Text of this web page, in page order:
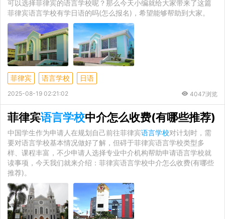
可以选择菲律宾的语言学校呢？那么今天小编就给大家带来了这篇
菲律宾语言学校有学日语的吗(怎么报名)，希望能够帮助到大家。
菲律宾 语言学校 日语
2025-08-19 02:21:02 4047浏览
菲律宾语言学校中介怎么收费(有哪些推荐)
中国学生作为申请人在规划自己前往菲律宾语言学校对计划时，需
要对语言学校基本情况做好了解，但碍于菲律宾语言学校类型多
样、课程丰富，不少申请人选择专业中介机构帮助申请语言学校就
读事项，今天我们就来介绍：菲律宾语言学校中介怎么收费(有哪些
推荐)。